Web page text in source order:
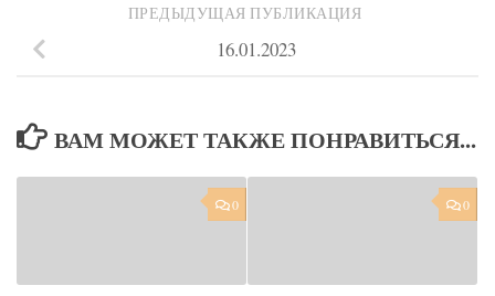
ПРЕДЫДУЩАЯ ПУБЛИКАЦИЯ
16.01.2023
ВАМ МОЖЕТ ТАКЖЕ ПОНРАВИТЬСЯ...
0 0